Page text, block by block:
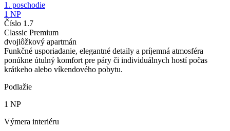
1. poschodie
1 NP
Číslo 1.7
Classic Premium
dvojlôžkový apartmán
Funkčné usporiadanie, elegantné detaily a príjemná atmosféra
ponúkne útulný komfort pre páry či individuálnych hostí počas
krátkeho alebo víkendového pobytu.
Podlažie
1 NP
Výmera interiéru